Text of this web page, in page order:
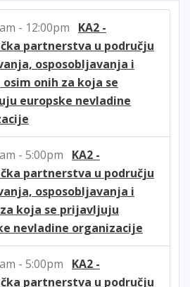
- 12:00pm KA2 -
partnerstva u području
osposobljavanja i
onih za koja se
europske nevladine
- 5:00pm KA2 -
partnerstva u području
osposobljavanja i
koja se prijavljuju
nevladine organizacije
- 5:00pm KA2 -
partnerstva u području